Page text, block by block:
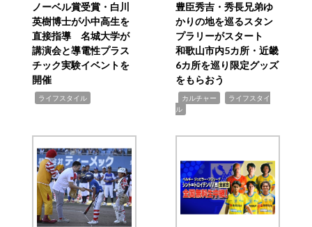
ノーベル賞受賞・白川
英樹博士が小中高生を
直接指導 名城大学が
講演会と導電性プラス
チック実験イベントを
開催
ライフスタイル
豊臣秀吉・秀長兄弟ゆ
かりの地を巡るスタン
プラリーがスタート
和歌山市内5カ所・近畿
6カ所を巡り限定グッズ
をもらおう
カルチャー
ライフスタイ
ル